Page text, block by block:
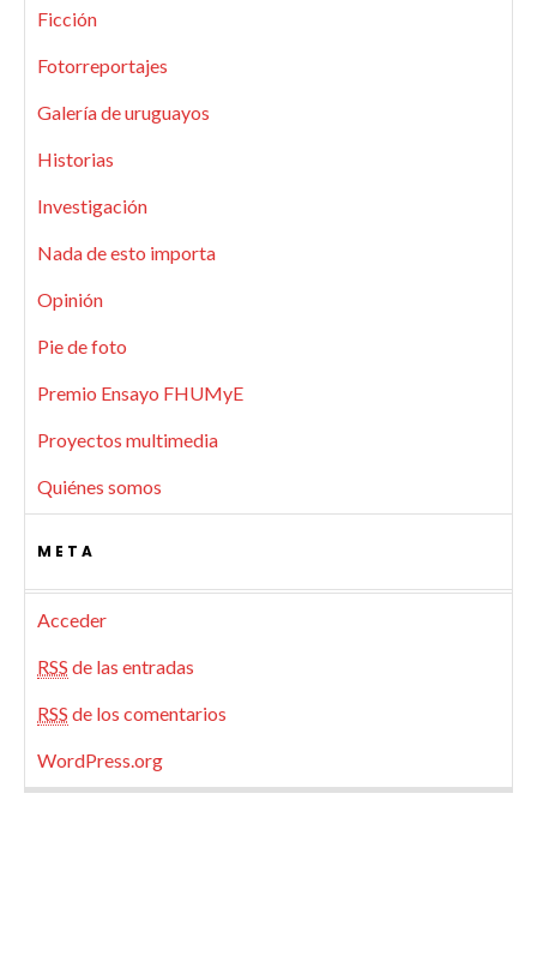
Ficción
Fotorreportajes
Galería de uruguayos
Historias
Investigación
Nada de esto importa
Opinión
Pie de foto
Premio Ensayo FHUMyE
Proyectos multimedia
Quiénes somos
META
Acceder
RSS de las entradas
RSS de los comentarios
WordPress.org